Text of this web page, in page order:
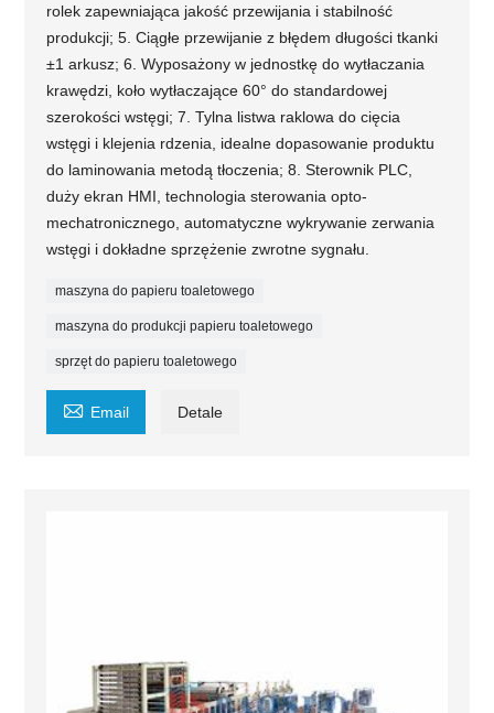
rolek zapewniająca jakość przewijania i stabilność
produkcji; 5. Ciągłe przewijanie z błędem długości tkanki
±1 arkusz; 6. Wyposażony w jednostkę do wytłaczania
krawędzi, koło wytłaczające 60° do standardowej
szerokości wstęgi; 7. Tylna listwa raklowa do cięcia
wstęgi i klejenia rdzenia, idealne dopasowanie produktu
do laminowania metodą tłoczenia; 8. Sterownik PLC,
duży ekran HMI, technologia sterowania opto-
mechatronicznego, automatyczne wykrywanie zerwania
wstęgi i dokładne sprzężenie zwrotne sygnału.
maszyna do papieru toaletowego
maszyna do produkcji papieru toaletowego
sprzęt do papieru toaletowego
 Email Detale